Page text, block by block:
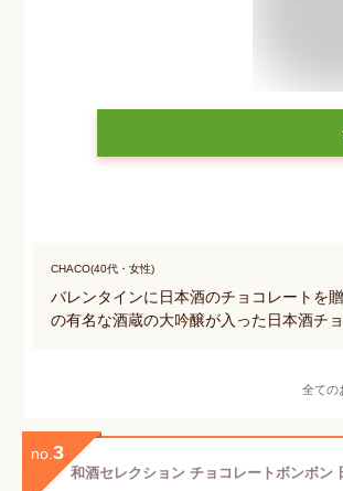
CHACO(40代・女性)
バレンタインに日本酒のチョコレートを
の有名な酒蔵の大吟醸が入った日本酒チ
全ての
no. 3